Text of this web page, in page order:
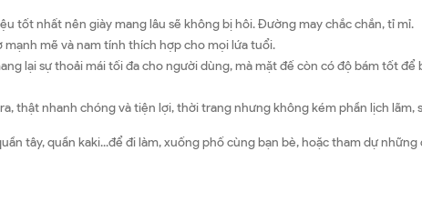
tốt nhất nên giày mang lâu sẽ không bị hôi. Đường may chắc chắn, tỉ mỉ.
mẽ và nam tính thích hợp cho mọi lứa tuổi.
lại sự thoải mái tối đa cho người dùng, mà mặt đế còn có độ bám tốt
thật nhanh chóng và tiện lợi, thời trang nhưng không kém phần lịch lãm,
tây, quần kaki...để đi làm, xuống phố cùng bạn bè, hoặc tham dự